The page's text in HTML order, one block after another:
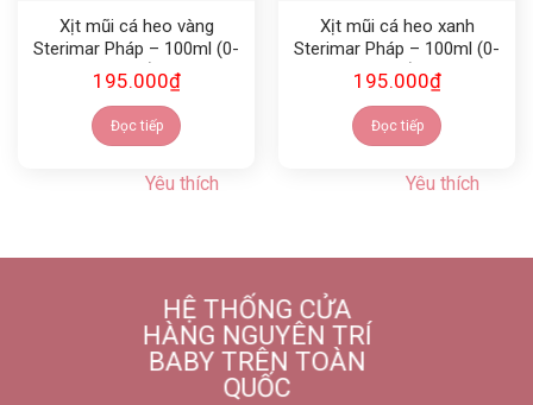
Xịt mũi cá heo vàng
Sterimar Pháp – 100ml (0-
3 tuổi)
195.000₫
Đọc tiếp
Yêu thích
Xịt mũi cá heo xanh
Sterimar Pháp – 100ml (0-
3 tuổi)
195.000₫
Đọc tiếp
Yêu thích
HỆ THỐNG CỬA
HÀNG NGUYÊN TRÍ
BABY TRÊN TOÀN
QUỐC